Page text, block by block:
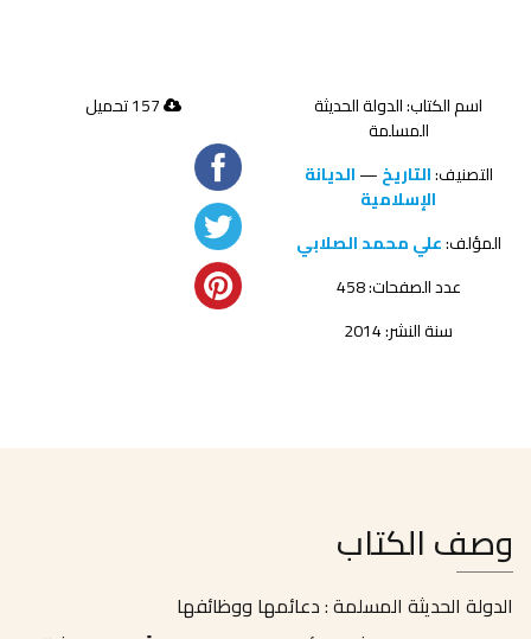
اسم الكتاب: الدولة الحديثة
المسلمة
التصنيف:التاريخ—الديانة
الإسلامية
المؤلف:علي محمد الصلابي
عدد الصفحات: 458
سنة النشر: 2014
وصف الكتاب
الدولة الحديثة المسلمة : دعائمها ووظائفها